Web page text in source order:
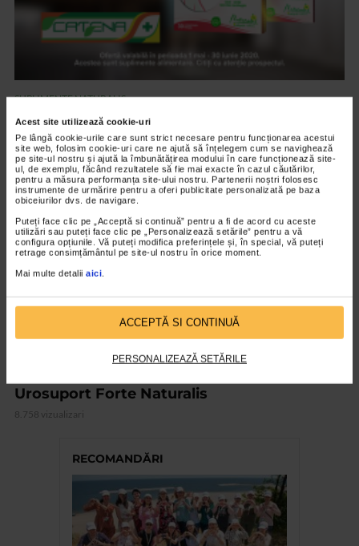
Acest site utilizează cookie-uri
Pe lângă cookie-urile care sunt strict necesare pentru funcționarea acestui
site web, folosim cookie-uri care ne ajută să înțelegem cum se navighează
pe site-ul nostru și ajută la îmbunătățirea modului în care funcționează site-
ul, de exemplu, făcând rezultatele să fie mai exacte în cazul căutărilor,
pentru a măsura performanța site-ului nostru. Partenerii noștri folosesc
instrumente de urmărire pentru a oferi publicitate personalizată pe baza
obiceiurilor dvs. de navigare.
Puteți face clic pe „Acceptă si continuă” pentru a fi de acord cu aceste
utilizări sau puteți face clic pe „Personalizează setările” pentru a vă
configura opțiunile. Vă puteți modifica preferințele și, în special, vă puteți
retrage consimțământul pe site-ul nostru în orice moment.
Mai multe detalii aici.
ACCEPTĂ SI CONTINUĂ
PERSONALIZEAZĂ SETĂRILE
SUPLIMENTE NATURALIS
Apetitslim si Lipidoslim de la Naturalis
7.910 vizualizari
VIDEO
Urosuport Forte Naturalis
8.758 vizualizari
RECOMANDĂRI